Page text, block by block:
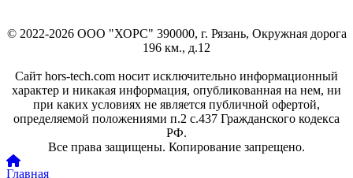
© 2022-2026 ООО "ХОРС" 390000, г. Рязань, Окружная дорога
196 км., д.12
Сайт hors-tech.com носит исключительно информационный
характер и никакая информация, опубликованная на нем, ни
при каких условиях не является публичной офертой,
определяемой положениями п.2 с.437 Гражданского кодекса
РФ.
Все права защищены. Копирование запрещено.
Главная